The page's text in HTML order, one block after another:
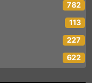
782
113
227
622